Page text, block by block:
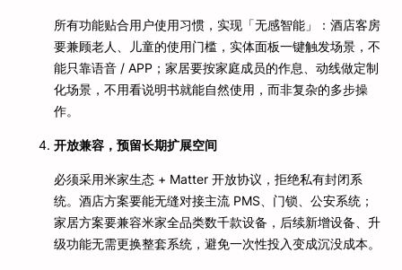
所有功能贴合用户使用习惯，实现「无感智能」：酒店客房
要兼顾老人、儿童的使用门槛，实体面板一键触发场景，不
能只靠语音 / APP；家居要按家庭成员的作息、动线做定制
化场景，不用看说明书就能自然使用，而非复杂的多步操
作。
开放兼容，预留长期扩展空间
必须采用米家生态 + Matter 开放协议，拒绝私有封闭系
统。酒店方案要能无缝对接主流 PMS、门锁、公安系统；
家居方案要兼容米家全品类数千款设备，后续新增设备、升
级功能无需更换整套系统，避免一次性投入变成沉没成本。